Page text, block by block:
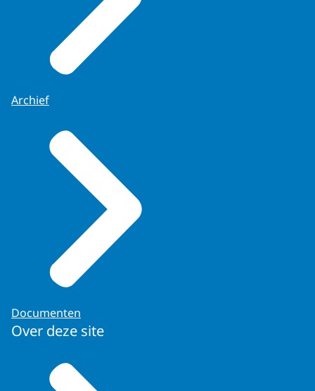
Archief
Documenten
Over deze site